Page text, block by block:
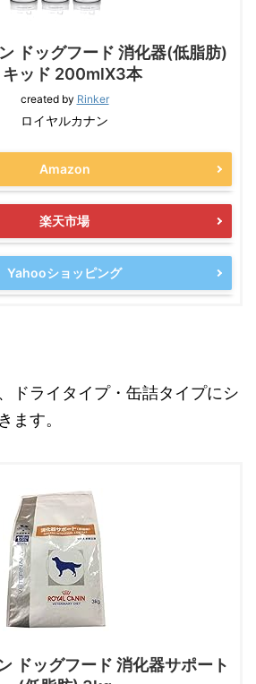
ドッグフード 消化器(低脂肪)
キッド 200mlX3本
created by Rinker
ロイヤルカナン
Amazon
楽天市場
Yahooショッピング
ドライタイプ・缶詰タイプにシ
ます。
ドッグフード 消化器サポート